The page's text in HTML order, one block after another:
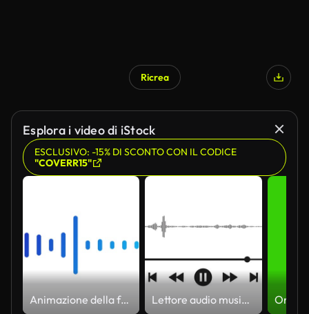
Ricrea
Esplora i video di iStock
ESCLUSIVO: -15% DI SCONTO CON IL CODICE
"COVERR15"
Animazione della forma d'onda audio isolata su uno sfondo bianco. Equalizzatore digitale dell'onda sonora blu. Tecnologia audio, concetto musicale. 4K Lettore audio musicale